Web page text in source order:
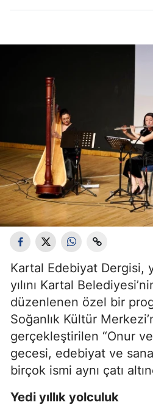
Kartal Edebiyat Dergisi,
yılını Kartal
düzenlenen özel bir
Soğanlık Kültür
gerçekleştirilen “Onur
gecesi, edebiyat ve
birçok ismi aynı çatı
Yedi yıllık yolculuk